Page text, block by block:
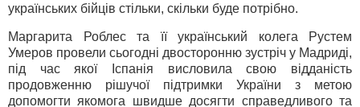
українських бійців стільки, скільки буде потрібно.
Маргарита Роблес та її український колега Рустем
Умеров провели сьогодні двосторонню зустріч у Мадриді,
під час якої Іспанія висловила свою відданість
продовженню рішучої підтримки України з метою
допомогти якомога швидше досягти справедливого та